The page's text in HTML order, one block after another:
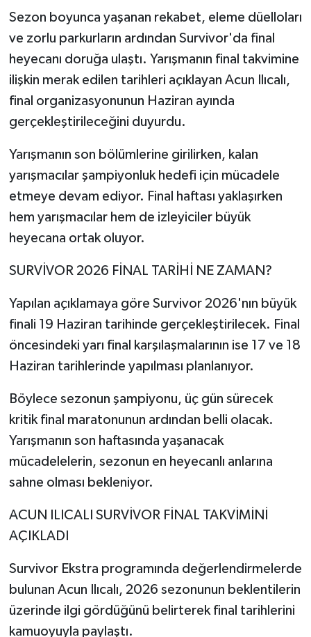
Sezon boyunca yaşanan rekabet, eleme düelloları
ve zorlu parkurların ardından Survivor'da final
heyecanı doruğa ulaştı. Yarışmanın final takvimine
ilişkin merak edilen tarihleri açıklayan Acun Ilıcalı,
final organizasyonunun Haziran ayında
gerçekleştirileceğini duyurdu.
Yarışmanın son bölümlerine girilirken, kalan
yarışmacılar şampiyonluk hedefi için mücadele
etmeye devam ediyor. Final haftası yaklaşırken
hem yarışmacılar hem de izleyiciler büyük
heyecana ortak oluyor.
SURVİVOR 2026 FİNAL TARİHİ NE ZAMAN?
Yapılan açıklamaya göre Survivor 2026'nın büyük
finali 19 Haziran tarihinde gerçekleştirilecek. Final
öncesindeki yarı final karşılaşmalarının ise 17 ve 18
Haziran tarihlerinde yapılması planlanıyor.
Böylece sezonun şampiyonu, üç gün sürecek
kritik final maratonunun ardından belli olacak.
Yarışmanın son haftasında yaşanacak
mücadelelerin, sezonun en heyecanlı anlarına
sahne olması bekleniyor.
ACUN ILICALI SURVİVOR FİNAL TAKVİMİNİ
AÇIKLADI
Survivor Ekstra programında değerlendirmelerde
bulunan Acun Ilıcalı, 2026 sezonunun beklentilerin
üzerinde ilgi gördüğünü belirterek final tarihlerini
kamuoyuyla paylaştı.